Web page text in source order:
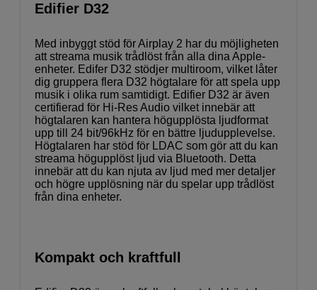
Edifier D32
Med inbyggt stöd för Airplay 2 har du möjligheten
att streama musik trådlöst från alla dina Apple-
enheter. Edifer D32 stödjer multiroom, vilket låter
dig gruppera flera D32 högtalare för att spela upp
musik i olika rum samtidigt. Edifier D32 är även
certifierad för Hi-Res Audio vilket innebär att
högtalaren kan hantera högupplösta ljudformat
upp till 24 bit/96kHz för en bättre ljudupplevelse.
Högtalaren har stöd för LDAC som gör att du kan
streama högupplöst ljud via Bluetooth. Detta
innebär att du kan njuta av ljud med mer detaljer
och högre upplösning när du spelar upp trådlöst
från dina enheter.
Kompakt och kraftfull